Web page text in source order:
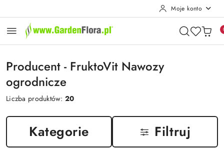
Moje konto
Producent - FruktoVit Nawozy
ogrodnicze
Liczba produktów:20
Kategorie Filtruj